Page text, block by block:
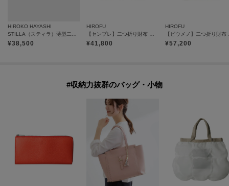
HIROKO HAYASHI
STILLA（スティラ）薄型二つ折り財布
¥38,500
HIROFU
【センプレ】二つ折り財布 レザー ウォレット 本革（商品番号：P25-50704）
¥41,800
HIROFU
【ピウメ
¥57,200
#収納力抜群のバッグ・小物